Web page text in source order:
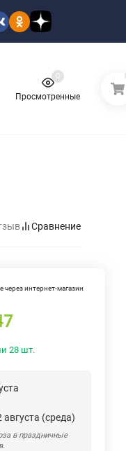
Просмотренные
0
Сравнение
через интернет-магазин
28 шт.
августа (среда)
в праздничные